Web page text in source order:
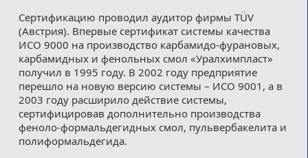
Сертификацию проводил аудитор фирмы ТÜV
(Австрия). Впервые сертификат системы качества
ИСО 9000 на производство карбамидо-фурановых,
карбамидных и фенольных смол «Уралхимпласт»
получил в 1995 году. В 2002 году предприятие
перешло на новую версию системы – ИСО 9001, а в
2003 году расширило действие системы,
сертифицировав дополнительно производства
феноло-формальдегидных смол, пульвербакелита и
полиформальдегида.